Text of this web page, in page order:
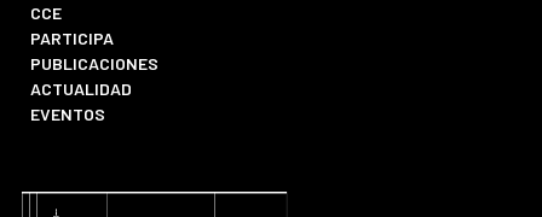
CCE
PARTICIPA
PUBLICACIONES
ACTUALIDAD
EVENTOS